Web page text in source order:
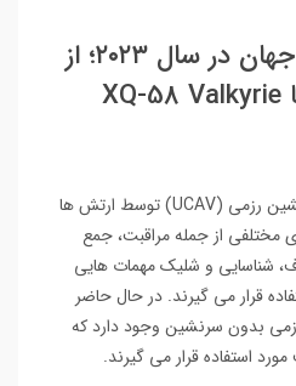
۱۰ پهپاد رزمی برتر جهان در سال ۲۰۲۳؛ از
Aksungur ترکیه تا XQ-58 Valkyrie
پهپاد رزمی یا هواگرد بی سرنشین رزمی (UCAV) توسط ارتش ها
مختلفی از جمله مراقبت، جمع
شناسایی و شلیک مهمات هایی
قرار می گیرند. در حال حاضر
بدون سرنشین وجود دارد که
استفاده قرار می گیرند.